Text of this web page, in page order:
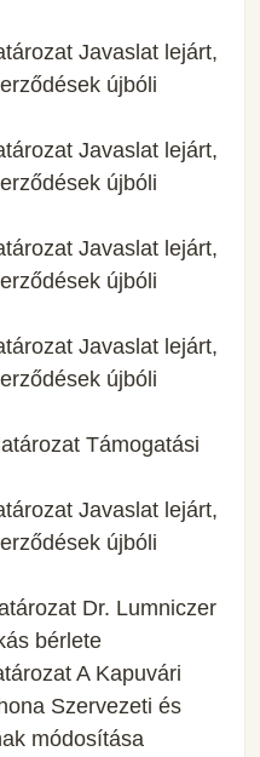
Javaslat lejárt,
újbóli
Javaslat lejárt,
újbóli
Javaslat lejárt,
újbóli
Javaslat lejárt,
újbóli
Támogatási
Javaslat lejárt,
újbóli
Dr. Lumniczer
bérlete
A Kapuvári
Szervezeti és
módosítása